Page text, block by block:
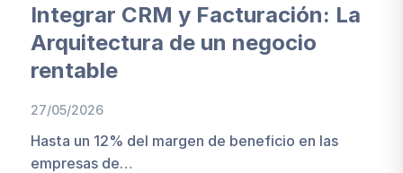
Integrar CRM y Facturación: La
Arquitectura de un negocio
rentable
27/05/2026
Hasta un 12% del margen de beneficio en las
empresas de…